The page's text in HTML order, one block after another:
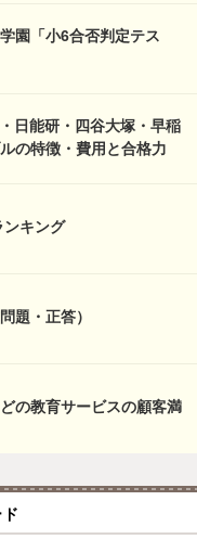
園「小6合否判定テス
日能研・四谷大塚・早稲
の特徴・費用と合格力
ンキング
題・正答）
の教育サービスの顧客満